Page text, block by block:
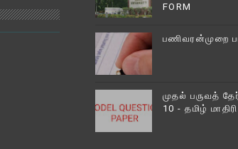
FORM
பணிவரன்முறை
முதல் பருவத்
10 - தமிழ்